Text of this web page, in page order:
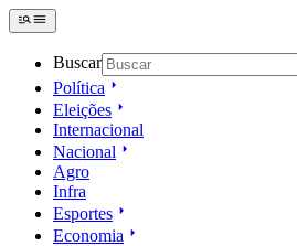
Buscar
Política
Eleições
Internacional
Nacional
Agro
Infra
Esportes
Economia